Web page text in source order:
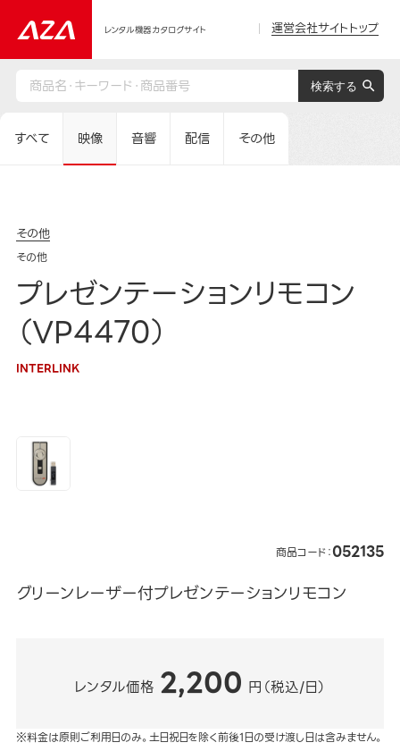
レンタル機器カタログサイト 運営会社サイトトップ
すべて 映像 音響 配信 その他
その他
その他
プレゼンテーションリモコン
（VP4470）
INTERLINK
商品コード：052135
グリーンレーザー付プレゼンテーションリモコン
レンタル価格 2,200 円（税込/日）
※料金は原則ご利用日のみ。土日祝日を除く前後1日の受け渡し日は含みません。